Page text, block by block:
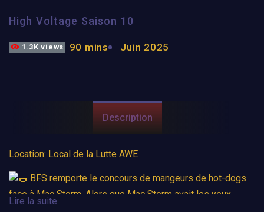
High Voltage Saison 10
1.3K views 90 mins Juin 2025
Description
Location: Local de la Lutte AWE
BFS remporte le concours de mangeurs de hot-dogs
face à Mac Storm. Alors que Mac Storm avait les yeux
Lire la suite